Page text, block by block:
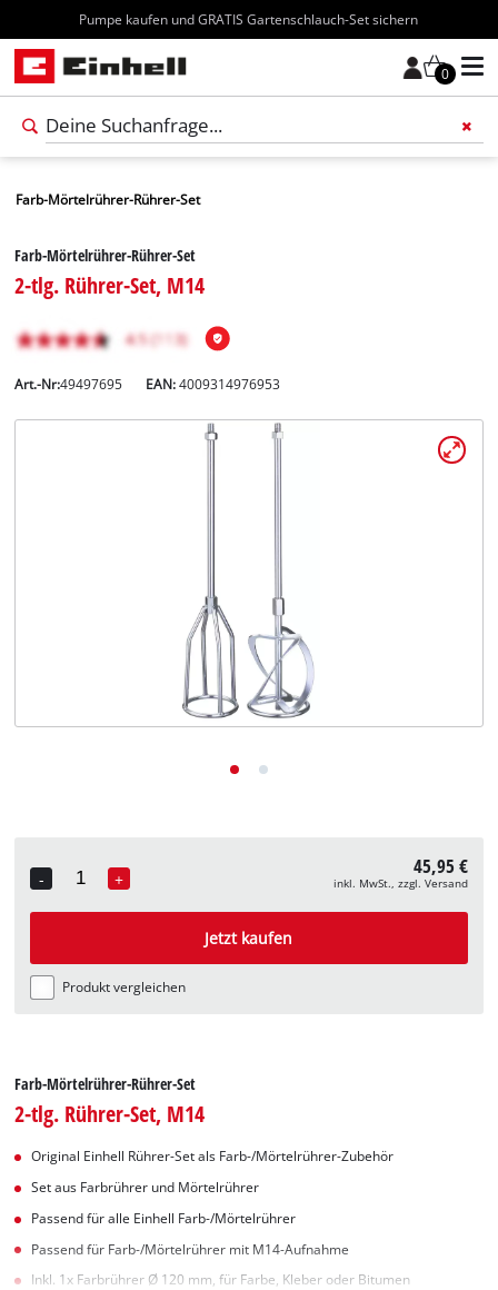
Kostenloser Versand ab 70€
0
Farb-Mörtelrührer-Rührer-Set
Farb-Mörtelrührer-Rührer-Set
2-tlg. Rührer-Set, M14
Art.-Nr:49497695 EAN:4009314976953
-
Quantity
+ 45,95 €
inkl. MwSt., zzgl. Versand
Jetzt kaufen
Produkt vergleichen
Farb-Mörtelrührer-Rührer-Set
2-tlg. Rührer-Set, M14
Original Einhell Rührer-Set als Farb-/Mörtelrührer-Zubehör
Set aus Farbrührer und Mörtelrührer
Passend für alle Einhell Farb-/Mörtelrührer
Passend für Farb-/Mörtelrührer mit M14-Aufnahme
Inkl. 1x Farbrührer Ø 120 mm, für Farbe, Kleber oder Bitumen